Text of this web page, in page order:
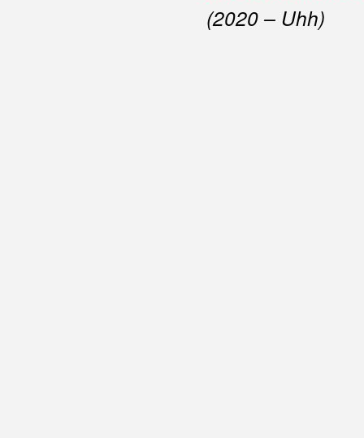
(2020 – Uhh)